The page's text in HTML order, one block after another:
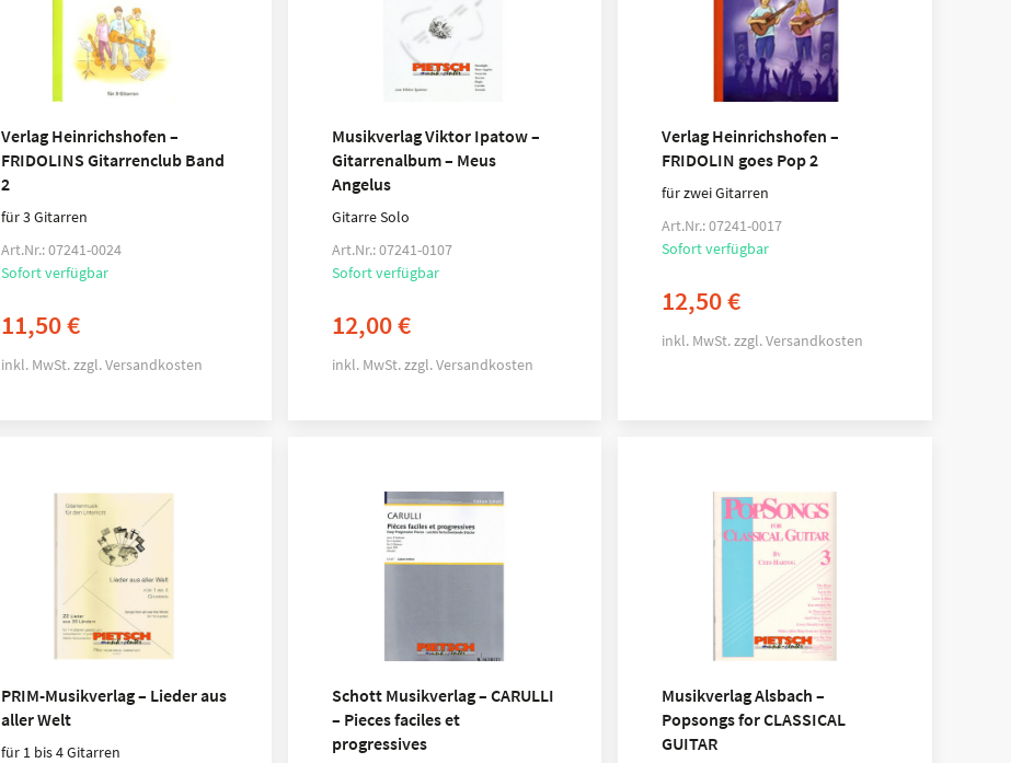
Verlag Heinrichshofen –
FRIDOLINS Gitarrenclub Band
2
für 3 Gitarren
Art.Nr.: 07241-0024
Sofort verfügbar
11,50€
inkl. MwSt.zzgl.Versandkosten
Musikverlag Viktor Ipatow –
Gitarrenalbum – Meus
Angelus
Gitarre Solo
Art.Nr.: 07241-0107
Sofort verfügbar
12,00€
inkl. MwSt.zzgl.Versandkosten
Verlag Heinrichshofen –
FRIDOLIN goes Pop 2
für zwei Gitarren
Art.Nr.: 07241-0017
Sofort verfügbar
12,50€
inkl. MwSt.zzgl.Versandkosten
PRIM-Musikverlag – Lieder aus
aller Welt
für 1 bis 4 Gitarren
Schott Musikverlag – CARULLI
– Pieces faciles et
progressives
Musikverlag Alsbach –
Popsongs for CLASSICAL
GUITAR